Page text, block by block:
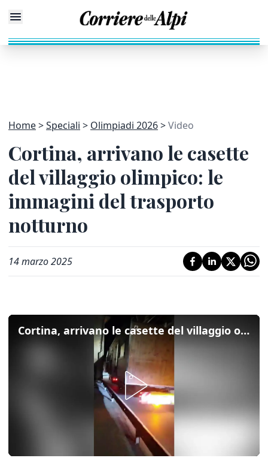
Home Speciali Olimpiadi 2026 Video
Cortina, arrivano le casette
del villaggio olimpico: le
immagini del trasporto
notturno
14 marzo 2025
Cortina, arrivano le casette del villaggio olimpico: le immagini del trasporto notturno